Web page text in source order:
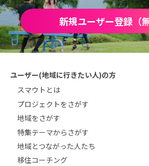
新規ユーザー登録（無
ユーザー(地域に行きたい人)の方
スマウトとは
プロジェクトをさがす
地域をさがす
特集テーマからさがす
地域とつながった人たち
移住コーチング